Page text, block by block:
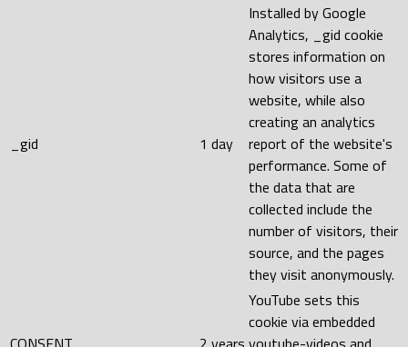
_gid 1 day
Installed by Google
Analytics, _gid cookie
stores information on
how visitors use a
website, while also
creating an analytics
report of the website's
performance. Some of
the data that are
collected include the
number of visitors, their
source, and the pages
they visit anonymously.
YouTube sets this
cookie via embedded